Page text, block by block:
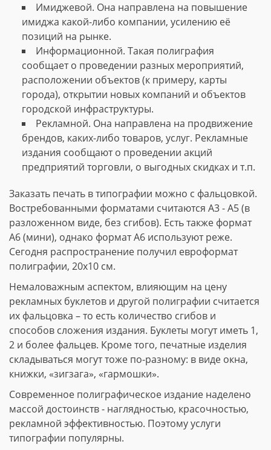
Имиджевой. Она направлена на повышение
имиджа какой-либо компании, усилению её
позиций на рынке.
Информационной. Такая полиграфия
сообщает о проведении разных мероприятий,
расположении объектов (к примеру, карты
города), открытии новых компаний и объектов
городской инфраструктуры.
Рекламной. Она направлена на продвижение
брендов, каких-либо товаров, услуг. Рекламные
издания сообщают о проведении акций
предприятий торговли, о выгодных скидках и т.п.
Заказать печать в типографии можно с фальцовкой.
Востребованными форматами считаются А3 - А5 (в
разложенном виде, без сгибов). Есть также формат
А6 (мини), однако формат А6 используют реже.
Сегодня распространение получил евроформат
полиграфии, 20х10 см.
Немаловажным аспектом, влияющим на цену
рекламных буклетов и другой полиграфии считается
их фальцовка – то есть количество сгибов и
способов сложения издания. Буклеты могут иметь 1,
2 и более фальцев. Кроме того, печатные изделия
складываться могут тоже по-разному: в виде окна,
книжки, «зигзага», «гармошки».
Современное полиграфическое издание наделено
массой достоинств - наглядностью, красочностью,
рекламной эффективностью. Поэтому услуги
типографии популярны.